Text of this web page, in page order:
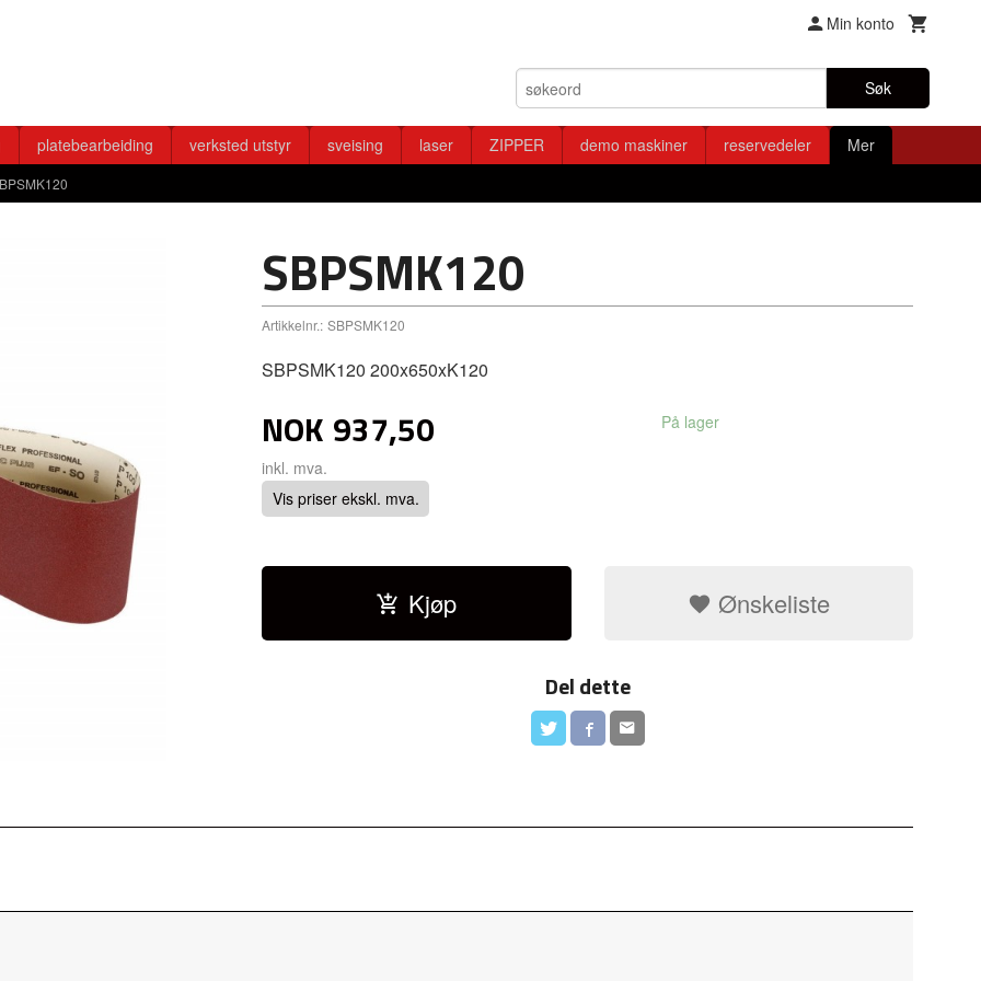
Min konto
Søk
platebearbeiding verksted utstyr sveising laser ZIPPER demo maskiner reservedeler Mer
SBPSMK120
Artikkelnr.: SBPSMK120
SBPSMK120 200x650xK120
NOK 937,50
inkl. mva.
Vis priser ekskl. mva.
På lager
Kjøp Ønskeliste
Del dette